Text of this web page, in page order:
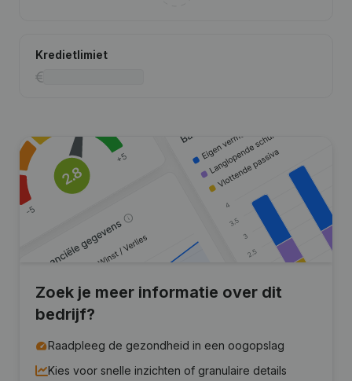
Kredietlimiet
Zoek je meer informatie over dit
bedrijf?
Raadpleeg de gezondheid in een oogopslag
Kies voor snelle inzichten of granulaire details